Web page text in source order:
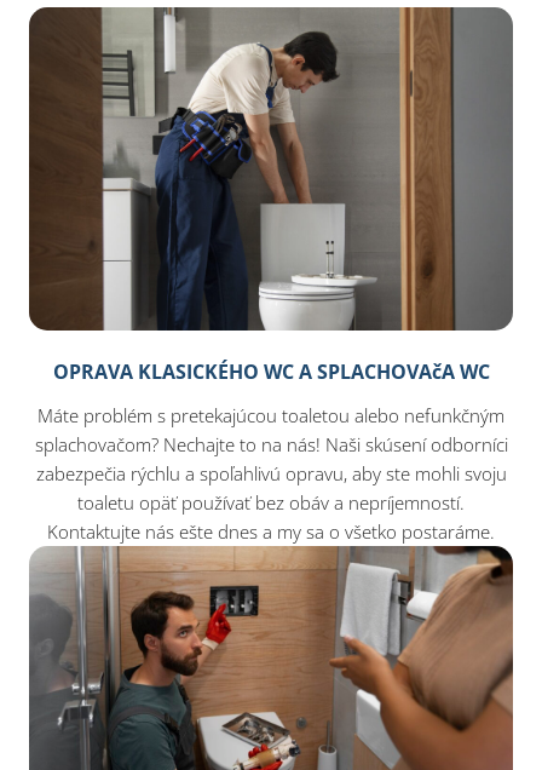
nábytku pre váš komfort.
OPRAVA KLASICKÉHO WC A SPLACHOVAčA WC
Máte problém s pretekajúcou toaletou alebo nefunkčným
splachovačom? Nechajte to na nás! Naši skúsení odborníci
zabezpečia rýchlu a spoľahlivú opravu, aby ste mohli svoju
toaletu opäť používať bez obáv a nepríjemností.
Kontaktujte nás ešte dnes a my sa o všetko postaráme.